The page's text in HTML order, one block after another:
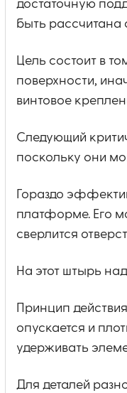
достаточную
быть рассчитана
Цель состоит в
поверхности,
винтовое
Следующий
поскольку они
Гораздо
платформе. Его
сверлится
На этот штырь
Принцип
опускается и
удерживать
Для деталей